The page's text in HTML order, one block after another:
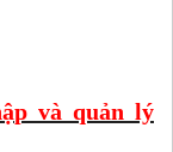
và quản lý